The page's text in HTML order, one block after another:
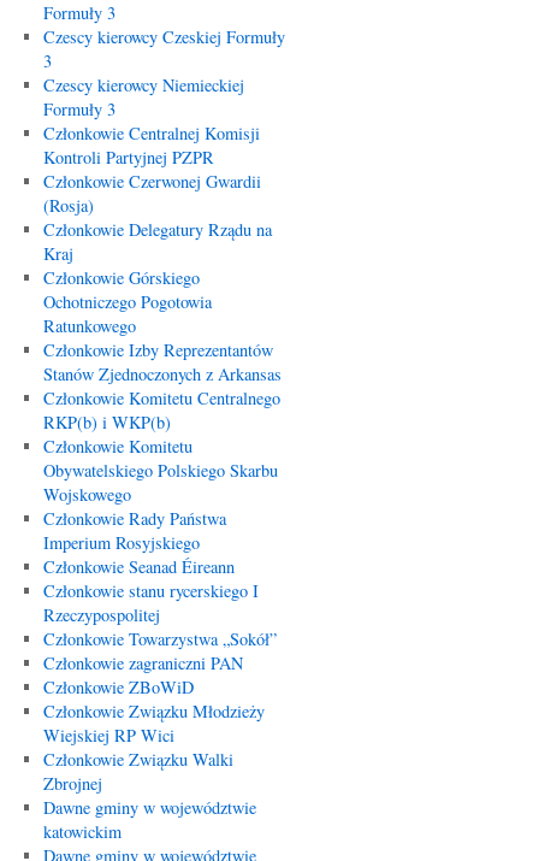
Formuły 3
Czescy kierowcy Czeskiej Formuły
3
Czescy kierowcy Niemieckiej
Formuły 3
Członkowie Centralnej Komisji
Kontroli Partyjnej PZPR
Członkowie Czerwonej Gwardii
(Rosja)
Członkowie Delegatury Rządu na
Kraj
Członkowie Górskiego
Ochotniczego Pogotowia
Ratunkowego
Członkowie Izby Reprezentantów
Stanów Zjednoczonych z Arkansas
Członkowie Komitetu Centralnego
RKP(b) i WKP(b)
Członkowie Komitetu
Obywatelskiego Polskiego Skarbu
Wojskowego
Członkowie Rady Państwa
Imperium Rosyjskiego
Członkowie Seanad Éireann
Członkowie stanu rycerskiego I
Rzeczypospolitej
Członkowie Towarzystwa „Sokół”
Członkowie zagraniczni PAN
Członkowie ZBoWiD
Członkowie Związku Młodzieży
Wiejskiej RP Wici
Członkowie Związku Walki
Zbrojnej
Dawne gminy w województwie
katowickim
Dawne gminy w województwie